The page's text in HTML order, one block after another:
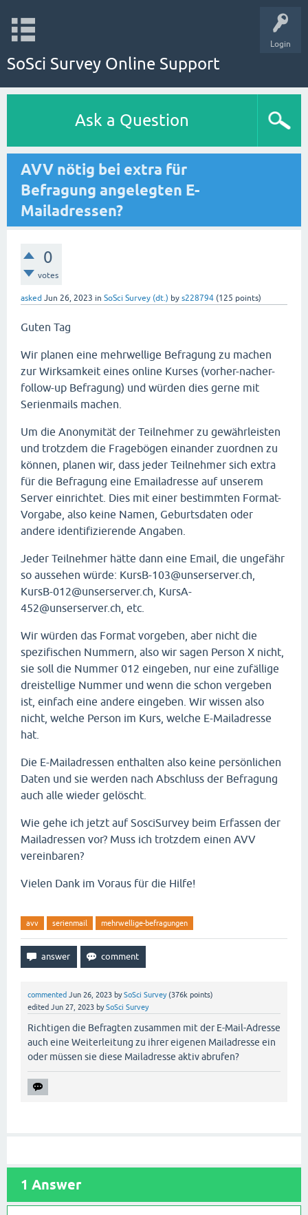
Login
SoSci Survey Online Support
Ask a Question
AVV nötig bei extra für
Befragung angelegten E-
Mailadressen?
0
votes
asked Jun 26, 2023 in SoSci Survey (dt.) by s228794 (125 points)
Guten Tag
Wir planen eine mehrwellige Befragung zu machen
zur Wirksamkeit eines online Kurses (vorher-nacher-
follow-up Befragung) und würden dies gerne mit
Serienmails machen.
Um die Anonymität der Teilnehmer zu gewährleisten
und trotzdem die Fragebögen einander zuordnen zu
können, planen wir, dass jeder Teilnehmer sich extra
für die Befragung eine Emailadresse auf unserem
Server einrichtet. Dies mit einer bestimmten Format-
Vorgabe, also keine Namen, Geburtsdaten oder
andere identifizierende Angaben.
Jeder Teilnehmer hätte dann eine Email, die ungefähr
so aussehen würde: KursB-103@unserserver.ch,
KursB-012@unserserver.ch, KursA-
452@unserserver.ch, etc.
Wir würden das Format vorgeben, aber nicht die
spezifischen Nummern, also wir sagen Person X nicht,
sie soll die Nummer 012 eingeben, nur eine zufällige
dreistellige Nummer und wenn die schon vergeben
ist, einfach eine andere eingeben. Wir wissen also
nicht, welche Person im Kurs, welche E-Mailadresse
hat.
Die E-Mailadressen enthalten also keine persönlichen
Daten und sie werden nach Abschluss der Befragung
auch alle wieder gelöscht.
Wie gehe ich jetzt auf SosciSurvey beim Erfassen der
Mailadressen vor? Muss ich trotzdem einen AVV
vereinbaren?
Vielen Dank im Voraus für die Hilfe!
avv serienmail mehrwellige-befragungen
commented Jun 26, 2023 bySoSci Survey (376k points)
edited Jun 27, 2023 bySoSci Survey
Richtigen die Befragten zusammen mit der E-Mail-Adresse
auch eine Weiterleitung zu ihrer eigenen Mailadresse ein
oder müssen sie diese Mailadresse aktiv abrufen?
1 Answer